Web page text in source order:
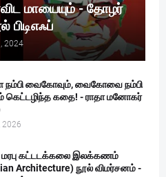
மாயையும் - தோழர்
பிடிஎஃப்
2024
நம்பி வைகோவும், வைகோவை நம்பி
கெட்டழிந்த கதை! - ராதா மனோகர்
2026
மரபு கட்டடக்கலை இலக்கணம்
Architecture) நூல் விமர்சனம் -